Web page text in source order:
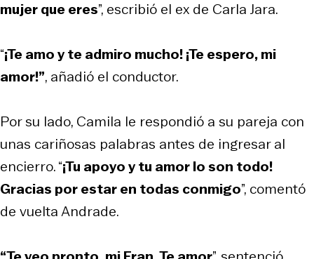
mujer que eres”, escribió el ex de Carla Jara.
“¡Te amo y te admiro mucho! ¡Te espero, mi
amor!”, añadió el conductor.
Por su lado, Camila le respondió a su pareja con
unas cariñosas palabras antes de ingresar al
encierro. “¡Tu apoyo y tu amor lo son todo!
Gracias por estar en todas conmigo”, comentó
de vuelta Andrade.